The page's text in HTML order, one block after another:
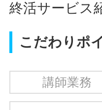
終活サービス
こだわりポ
講師業務